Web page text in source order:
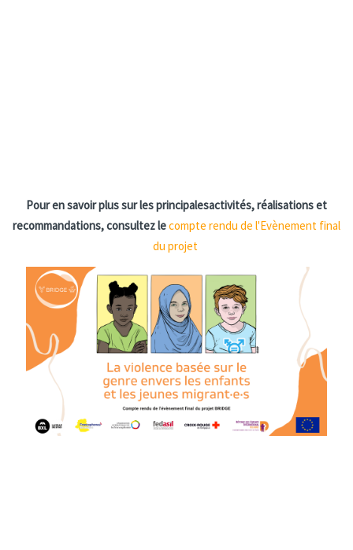
Pour en savoir plus sur les principalesactivités, réalisations et
recommandations, consultez lecompte rendu de l'Evènement final
du projet